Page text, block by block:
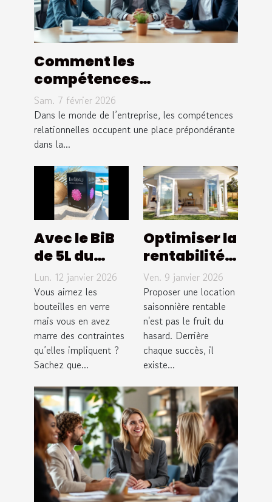
Comment les
compétences
relationnelles renforcent-
elles le leadership en
entreprise ?
Sam. 7 février 2026
Dans le monde de l’entreprise, les compétences
relationnelles occupent une place prépondérante
dans la...
Avec le BiB
de 5L du
Domaine
Bagrau,
oubliez les
contraintes
de la
bouteille en
Lun. 12 janvier 2026
Vous aimez les
bouteilles en verre
mais vous en avez
marre des contraintes
qu’elles impliquent ?
Sachez que...
Optimiser la
rentabilité
de votre
location
saisonnière
: Stratégies
clés
Ven. 9 janvier 2026
Proposer une location
saisonnière rentable
n'est pas le fruit du
hasard. Derrière
chaque succès, il
existe...